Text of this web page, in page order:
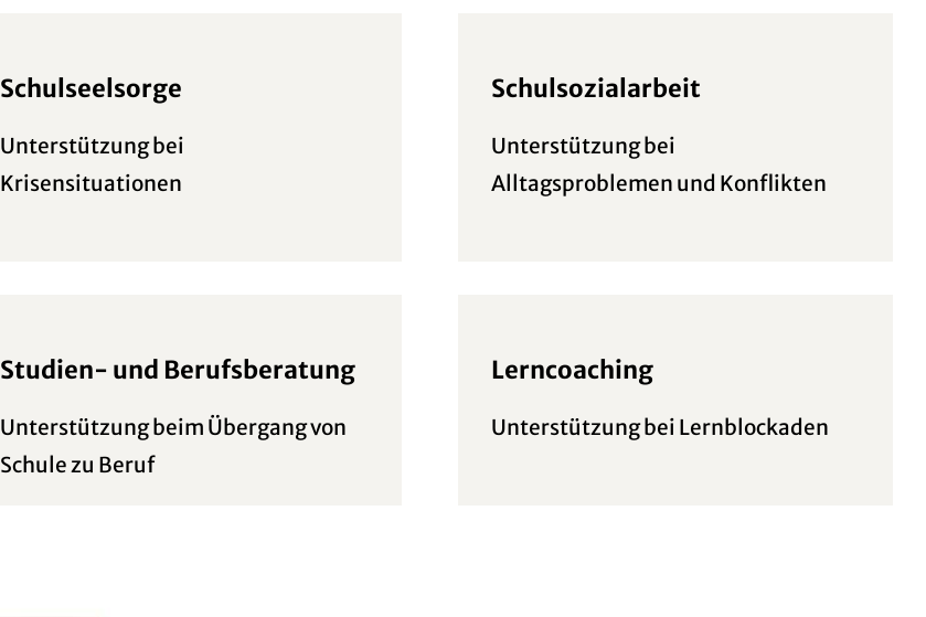
Schulseelsorge
Unterstützung bei
Krisensituationen
Schulsozialarbeit
Unterstützung bei
Alltagsproblemen und Konflikten
Studien- und Berufsberatung
Unterstützung beim Übergang von
Schule zu Beruf
Lerncoaching
Unterstützung bei Lernblockaden